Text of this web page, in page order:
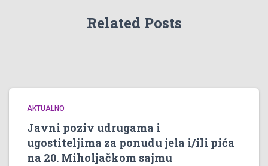
Related Posts
AKTUALNO
Javni poziv udrugama i
ugostiteljima za ponudu jela i/ili pića
na 20. Miholjačkom sajmu